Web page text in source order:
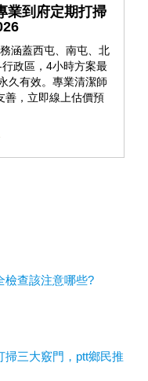
業到府定期打掃
涵蓋西屯、南屯、北
政區，4小時方案最
久有效。專業清潔師
善，立即線上估價預
檢查該注意哪些?
掃三大竅門，ptt鄉民推